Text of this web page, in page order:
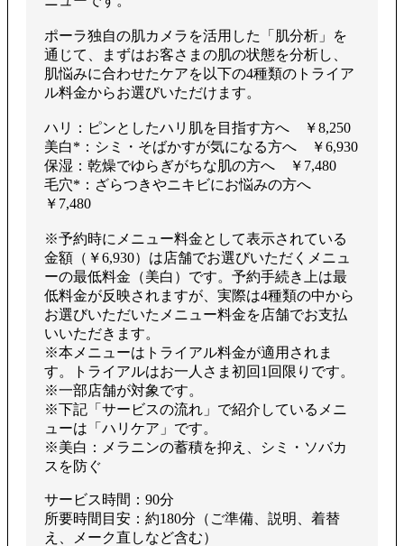
る
ポーラ独自の肌カメラを活用した「肌分析」を
通じて、まずはお客さまの肌の状態を分析し、
肌悩みに合わせたケアを以下の4種類のトライア
ル料金からお選びいただけます。
ハリ：ピンとしたハリ肌を目指す方へ ￥8,250
美白*：シミ・そばかすが気になる方へ ￥6,930
保湿：乾燥でゆらぎがちな肌の方へ ￥7,480
毛穴*：ざらつきやニキビにお悩みの方へ
￥7,480
※予約時にメニュー料金として表示されている
金額（￥6,930）は店舗でお選びいただくメニュ
ーの最低料金（美白）です。予約手続き上は最
低料金が反映されますが、実際は4種類の中から
お選びいただいたメニュー料金を店舗でお支払
いいただきます。
※本メニューはトライアル料金が適用されま
す。トライアルはお一人さま初回1回限りです。
※一部店舗が対象です。
※下記「サービスの流れ」で紹介しているメニ
ューは「ハリケア」です。
※美白：メラニンの蓄積を抑え、シミ・ソバカ
スを防ぐ
サービス時間：90分
所要時間目安：約180分（ご準備、説明、着替
え、メーク直しなど含む）